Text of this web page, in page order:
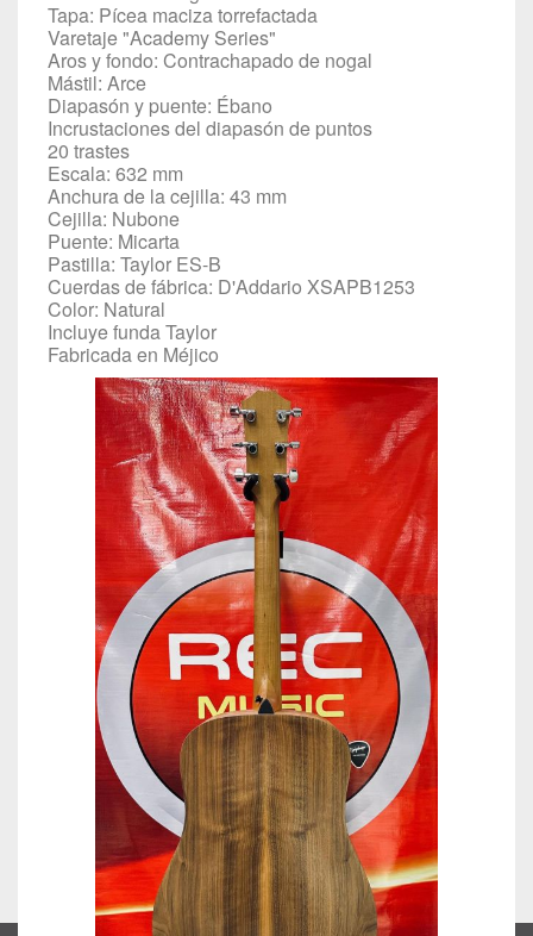
Tapa: Pícea maciza torrefactada
Varetaje "Academy Series"
Aros y fondo: Contrachapado de nogal
Mástil: Arce
Diapasón y puente: Ébano
Incrustaciones del diapasón de puntos
20 trastes
Escala: 632 mm
Anchura de la cejilla: 43 mm
Cejilla: Nubone
Puente: Micarta
Pastilla: Taylor ES-B
Cuerdas de fábrica: D'Addario XSAPB1253
Color: Natural
Incluye funda Taylor
Fabricada en Méjico